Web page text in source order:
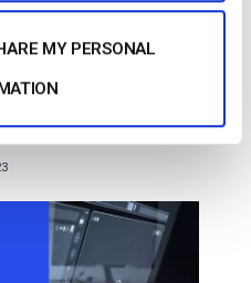
MY PERSONAL
gestión de
y cómo elegir